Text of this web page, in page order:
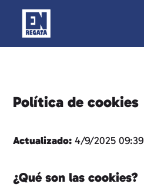
Política de cookies
Actualizado: 4/9/2025 09:39
¿Qué son las cookies?